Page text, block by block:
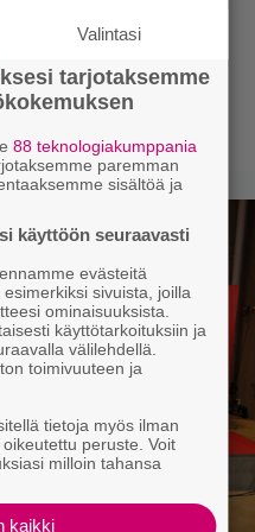
loppui 21
Cruisen nolo
Valintasi
tarjotaksemme
88 teknologiakumppania
paremman
sisältöä ja
käyttöön seuraavasti
evästeitä
sivuista, joilla
ominaisuuksista.
käyttötarkoituksiin ja
välilehdellä.
toimivuuteen ja
tietoja myös ilman
peruste. Voit
milloin tahansa
kaikki